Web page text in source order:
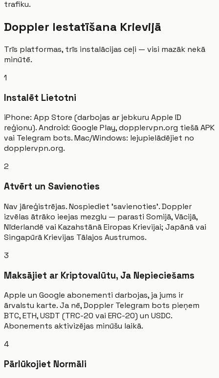
trafiku.
Doppler Iestatīšana Krievijā
Trīs platformas, trīs instalācijas ceļi — visi mazāk nekā
minūtē.
1
Instalēt Lietotni
iPhone: App Store (darbojas ar jebkuru Apple ID
reģionu). Android: Google Play, dopplervpn.org tiešā APK
vai Telegram bots. Mac/Windows: lejupielādējiet no
dopplervpn.org.
2
Atvērt un Savienoties
Nav jāreģistrējas. Nospiediet 'savienoties'. Doppler
izvēlas ātrāko ieejas mezglu — parasti Somijā, Vācijā,
Nīderlandē vai Kazahstānā Eiropas Krievijai; Japānā vai
Singapūrā Krievijas Tālajos Austrumos.
3
Maksājiet ar Kriptovalūtu, Ja Nepieciešams
Apple un Google abonementi darbojas, ja jums ir
ārvalstu karte. Ja nē, Doppler Telegram bots pieņem
BTC, ETH, USDT (TRC-20 vai ERC-20) un USDC.
Abonements aktivizējas minūšu laikā.
4
Pārlūkojiet Normāli